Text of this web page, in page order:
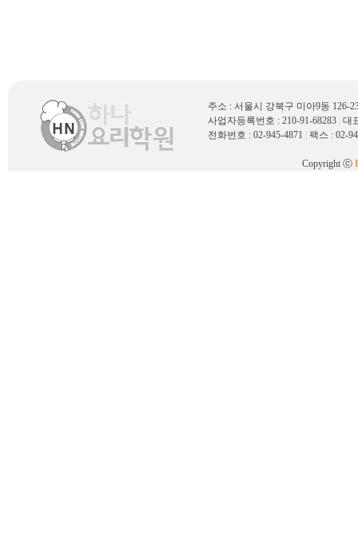
주소 : 서울시 강북구 미아9동 126-
사업자등록번호 : 210-91-68283 대
전화번호 : 02-945-4871
팩스 : 02-
Copyright ⓒ